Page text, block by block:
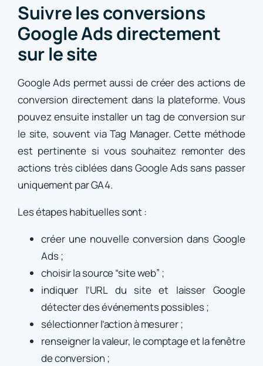
Suivre les conversions
Google Ads directement
sur le site
Google Ads permet aussi de créer des actions de
conversion directement dans la plateforme. Vous
pouvez ensuite installer un tag de conversion sur
le site, souvent via Tag Manager. Cette méthode
est pertinente si vous souhaitez remonter des
actions très ciblées dans Google Ads sans passer
uniquement par GA4.
Les étapes habituelles sont :
créer une nouvelle conversion dans Google
Ads ;
choisir la source “site web” ;
indiquer l’URL du site et laisser Google
détecter des événements possibles ;
sélectionner l’action à mesurer ;
renseigner la valeur, le comptage et la fenêtre
de conversion ;